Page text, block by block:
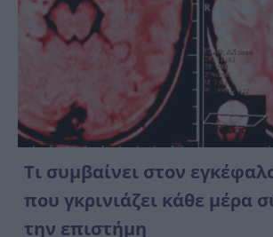
Τι συμβαίνει στον
που γκρινιάζει κάθε μέρα
την επιστήμη